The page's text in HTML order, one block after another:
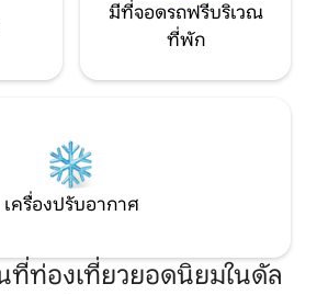
มีที่จอดรถฟรีบริเวณ
ที่พัก
เครื่องปรับอากาศ
ที่ท่องเที่ยวยอดนิยมในดัล